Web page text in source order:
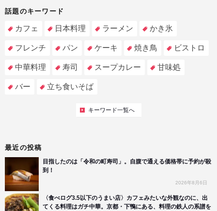
話題のキーワード
カフェ 日本料理 ラーメン かき氷
フレンチ パン ケーキ 焼き鳥 ビストロ
中華料理 寿司 スープカレー 甘味処
バー 立ち食いそば
キーワード一覧へ
最近の投稿
目指したのは「令和の町寿司」。自腹で通える価格帯に予約が殺
到！
2026年8月6日
〈食べログ3.5以下のうまい店〉カフェみたいな外観なのに、出
てくる料理はガチ中華。京都・下鴨にある、料理の鉄人の系譜を